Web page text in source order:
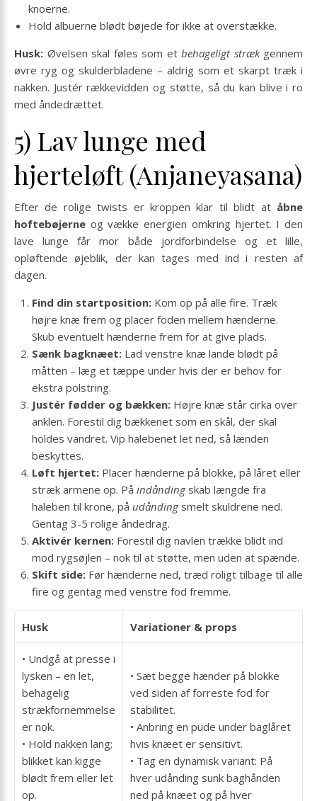
knoerne.
Hold albuerne blødt bøjede for ikke at overstække.
Husk: Øvelsen skal føles som et behageligt strækgennem
øvre ryg og skulderbladene – aldrig som et skarpt træk i
nakken. Justér rækkevidden og støtte, så du kan blive i ro
med åndedrættet.
5) Lav lunge med
hjerteløft (Anjaneyasana)
Efter de rolige twists er kroppen klar til blidt at åbne
hoftebøjerne og vække energien omkring hjertet. I den
lave lunge får mor både jordforbindelse og et lille,
opløftende øjeblik, der kan tages med ind i resten af
dagen.
Find din startposition: Kom op på alle fire. Træk
højre knæ frem og placer foden mellem hænderne.
Skub eventuelt hænderne frem for at give plads.
Sænk bagknæet: Lad venstre knæ lande blødt på
måtten – læg et tæppe under hvis der er behov for
ekstra polstring.
Justér fødder og bækken: Højre knæ står cirka over
anklen. Forestil dig bækkenet som en skål, der skal
holdes vandret. Vip halebenet let ned, så lænden
beskyttes.
Løft hjertet: Placer hænderne på blokke, på låret eller
stræk armene op. På indåndingskab længde fra
haleben til krone, på udåndingsmelt skuldrene ned.
Gentag 3-5 rolige åndedrag.
Aktivér kernen: Forestil dig navlen trække blidt ind
mod rygsøjlen – nok til at støtte, men uden at spænde.
Skift side: Før hænderne ned, træd roligt tilbage til alle
fire og gentag med venstre fod fremme.
Husk Variationer & props
• Undgå at presse i
lysken – en let,
behagelig
strækfornemmelse
er nok.
• Hold nakken lang;
blikket kan kigge
blødt frem eller let
op.
• Sæt begge hænder på blokke
ved siden af forreste fod for
stabilitet.
• Anbring en pude under baglåret
hvis knæet er sensitivt.
• Tag en dynamisk variant: På
hver udånding sunk baghånden
ned på knæet og på hver